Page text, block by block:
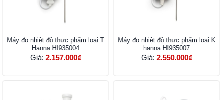
Máy đo nhiệt độ thực phẩm loại T
Hanna HI935004
Giá: 2.157.000₫
Máy đo nhiệt độ thực phẩm loại K
hanna HI935007
Giá: 2.550.000₫